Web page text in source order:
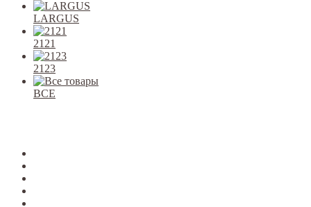
LARGUS
2121
2123
ВСЕ